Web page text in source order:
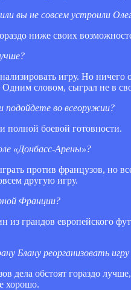
вы не совсем устроили
ниже своих
игру. Но ничего
Одним словом, сыграл не в
во всеоружии?
полной боевой готовности.
«Донбасс-Арены»?
против французов, но
другую игру.
Франции?
грандов европейского
Блану реорганизовать
дела обстоят гораздо
хорошо.